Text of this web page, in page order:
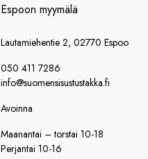
Espoon myymälä
Lautamiehentie 2, 02770 Espoo
050 411 7286
info@suomensisustustakka.fi
Avoinna
Maanantai – torstai 10-18
Perjantai 10-16